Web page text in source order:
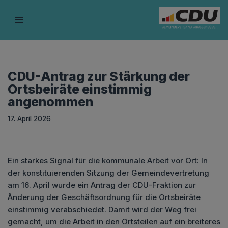
Inhalt
CDU-Antrag zur Stärkung der
Ortsbeiräte einstimmig
angenommen
17. April 2026
Ein starkes Signal für die kommunale Arbeit vor Ort: In
der konstituierenden Sitzung der Gemeindevertretung
am 16. April wurde ein Antrag der CDU-Fraktion zur
Änderung der Geschäftsordnung für die Ortsbeiräte
einstimmig verabschiedet. Damit wird der Weg frei
gemacht, um die Arbeit in den Ortsteilen auf ein breiteres